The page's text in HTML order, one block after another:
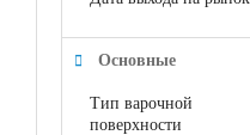
Основные
Тип варочной
поверхности